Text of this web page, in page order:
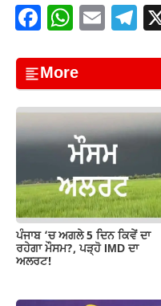
F
c
e
b
o
o
k
W
at
s
A
p
p
E
ail
T
e
gr
a
m
More
ਪੰਜਾਬ ‘ਚ ਅਗਲੇ 5 ਦਿਨ ਕਿਵੇਂ ਦਾ
ਰਹੇਗਾ ਮੌਸਮ?, ਪੜ੍ਹੋ IMD ਦਾ
ਅਲਰਟ!